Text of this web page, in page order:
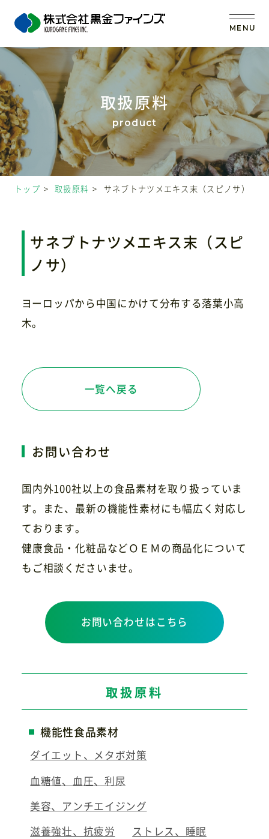
MENU
トップ
当社の強み
事業内容
取扱原料
取扱原料
トップ 取扱原料 サネブトナツメエキス末（スピノサ）
サネブトナツメエキス末（スピ
ノサ）
ヨーロッパから中国にかけて分布する落葉小高
木。
一覧へ戻る
お問い合わせ
国内外100社以上の食品素材を取り扱っていま
す。また、最新の機能性素材にも幅広く対応し
ております。
健康食品・化粧品などＯＥＭの商品化について
もご相談くださいませ。
お問い合わせはこちら
取扱原料
機能性食品素材
ダイエット、メタボ対策
血糖値、血圧、利尿
美容、アンチエイジング
滋養強壮、抗疲労
ストレス、睡眠